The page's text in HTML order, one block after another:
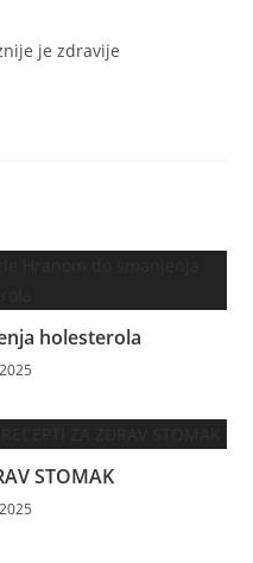
je zdravije
holesterola
STOMAK